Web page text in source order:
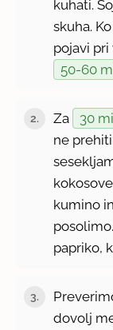
kuhati.
skuha.
pojavi
50-60
2. Za 30
ne
kumino
papriko,
3.
dovolj